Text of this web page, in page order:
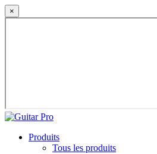
×
Produits
Tous les produits